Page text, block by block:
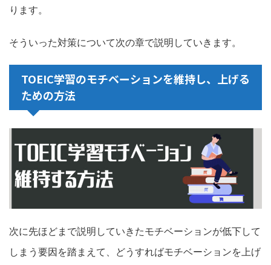
ります。
そういった対策について次の章で説明していきます。
TOEIC学習のモチベーションを維持し、上げる
ための方法
次に先ほどまで説明していきたモチベーションが低下して
しまう要因を踏まえて、どうすればモチベーションを上げ